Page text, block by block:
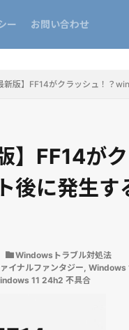
ー お問い合わせ
新版】FF14がクラッシュ！？
版】FF14が
後に発生
Windowsトラブル対処法
イナルファンタジー, Windows
11 24h2 不具合